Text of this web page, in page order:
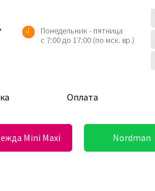
Понедельник - пятница
с 7:00 до 17:00 (по мск. вр.)
Оплата
Mini Maxi Nordman